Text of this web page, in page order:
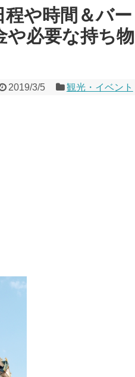
や時間＆バー
や必要な持ち物
2019/3/5 観光・イベント